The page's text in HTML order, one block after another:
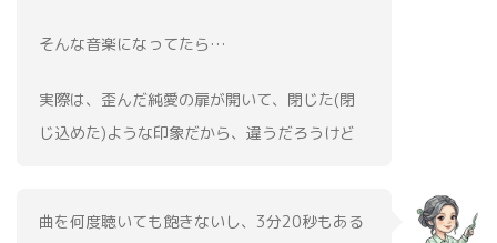
そんな音楽になってたら…
実際は、歪んだ純愛の扉が開いて、閉じた(閉
じ込めた)ような印象だから、違うだろうけど
曲を何度聴いても飽きないし、3分20秒もある